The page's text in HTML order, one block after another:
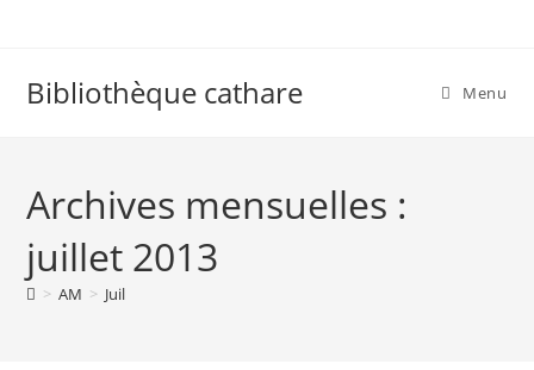
Bibliothèque cathare Menu
Archives mensuelles :
juillet 2013
> AM > Juil